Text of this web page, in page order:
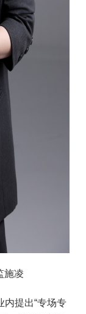
施凌
内提出“专场专